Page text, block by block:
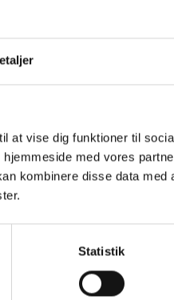
at vise dig funktioner til
med vores
kombinere disse data med
Statistik